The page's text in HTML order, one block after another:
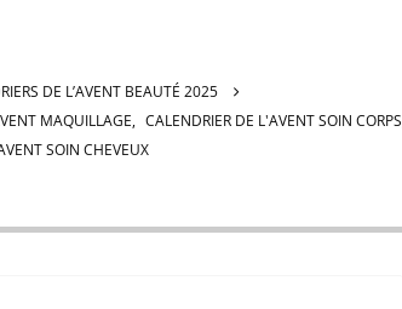
DE L’AVENT BEAUTÉ 2025
MAQUILLAGE, CALENDRIER DE L'AVENT SOIN CORPS
SOIN CHEVEUX